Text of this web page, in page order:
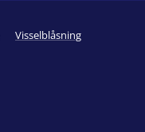
Visselblåsning